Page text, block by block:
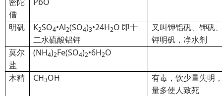
僧
明矾 K2SO4•Al2(SO4)3•24H2O 即十
二水硫酸铝钾
又叫钾铝矾、钾矾
钾明矾，净水剂
莫尔
盐
(NH4)2Fe(SO4)2•6H2O
木精 CH3OH
有毒，饮少量失明
量多使人致死